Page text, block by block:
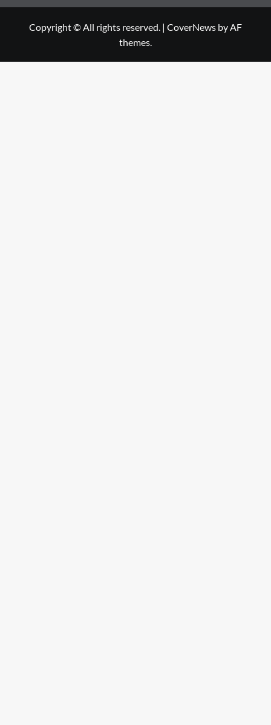
Copyright © All rights reserved. | CoverNews by AF
themes.